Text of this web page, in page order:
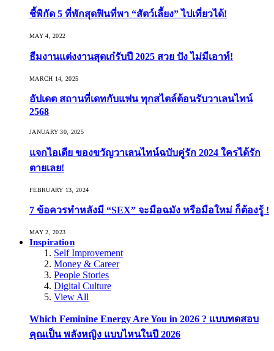
ชี้พิกัด 5 ที่พักสุดฟินที่พา “สัตว์เลี้ยง” ไปเที่ยวได้!
MAY 4, 2022
ธีมงานแต่งงานสุดเก๋รับปี 2025 สวย ปัง ไม่มีเอาท์!
MARCH 14, 2025
อัปเดต สถานที่เดทกับแฟน ทุกสไตล์ต้อนรับวาเลนไทน์
2568
JANUARY 30, 2025
แจกไอเดีย ของขวัญวาเลนไทน์ฉบับคู่รัก 2024 ใครได้รัก
ตายเลย!
FEBRUARY 13, 2024
7 ข้อควรทำหลังมี “SEX” จะมือฉมัง หรือมือใหม่ ก็ต้องรู้ !
MAY 2, 2023
Inspiration
Self Improvement
Money & Career
People Stories
Digital Culture
View All
Which Feminine Energy Are You in 2026 ? แบบทดสอบ
คุณเป็น พลังหญิง แบบไหนในปี 2026